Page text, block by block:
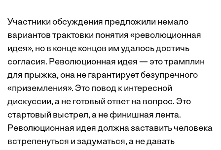
Участники обсуждения предложили немало
вариантов трактовки понятия «революционная
идея», но в конце концов им удалось достичь
согласия. Революционная идея — это трамплин
для прыжка, она не гарантирует безупречного
«приземления». Это повод к интересной
дискуссии, а не готовый ответ на вопрос. Это
стартовый выстрел, а не финишная лента.
Революционная идея должна заставить человека
встрепенуться и задуматься, а не давать